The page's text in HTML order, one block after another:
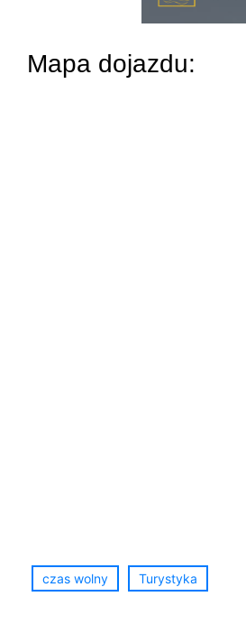
Mapa dojazdu:
czas wolny Turystyka